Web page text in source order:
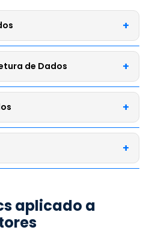
migração entre ferramentas
boas práticas,
e M, storytelling de dados e
de Dados
de ambientes, desenho de
cenários multicloud.
acompanhamento de
estratégico de governança
em melhores práticas.
e arquitetura e
aplicado a